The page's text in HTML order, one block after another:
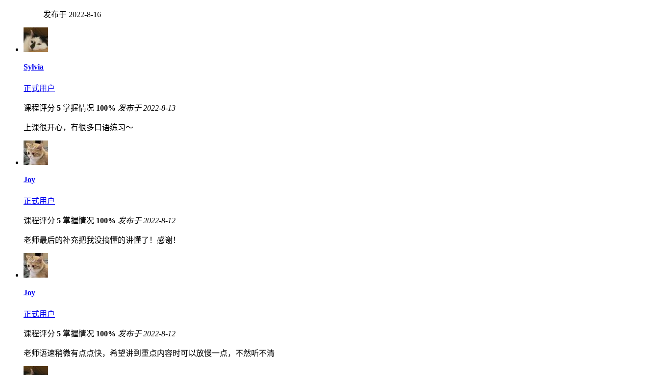
发布于 2022-8-16
Sylvia
正式用户
课程评分 5 掌握情况 100% 发布于 2022-8-13
上课很开心，有很多口语练习～
Joy
正式用户
课程评分 5 掌握情况 100% 发布于 2022-8-12
老师最后的补充把我没搞懂的讲懂了！感谢！
Joy
正式用户
课程评分 5 掌握情况 100% 发布于 2022-8-12
老师语速稍微有点点快，希望讲到重点内容时可以放慢一点，不然听不清